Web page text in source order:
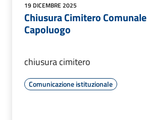
19 DICEMBRE 2025
Chiusura Cimitero
Capoluogo
chiusura cimitero
Comunicazione istituzionale